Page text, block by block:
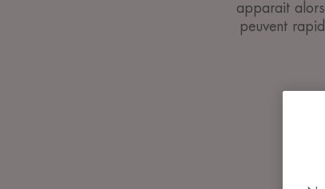
apparait
peuvent